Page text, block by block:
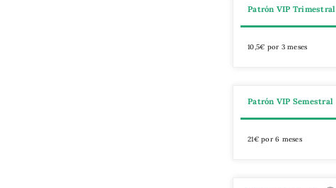
Patrón VIP Trimestral
10,5€ por 3 meses
Patrón VIP Semestral
21€ por 6 meses